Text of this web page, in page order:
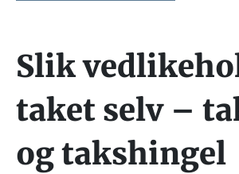
Slik
taket selv –
og takshingel